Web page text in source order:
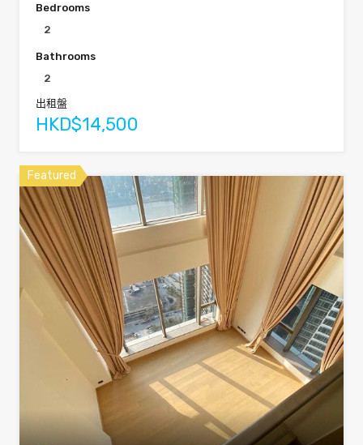
Bedrooms
2
Bathrooms
2
出租盤
HKD$14,500
Featured